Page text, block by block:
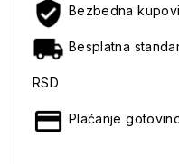
Bezbedna
Besplatna
RSD
Plaćanje